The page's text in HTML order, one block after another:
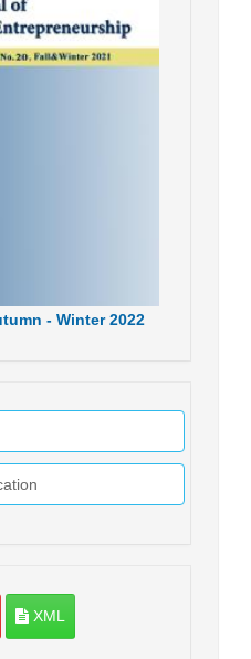
- Winter 2022
XML